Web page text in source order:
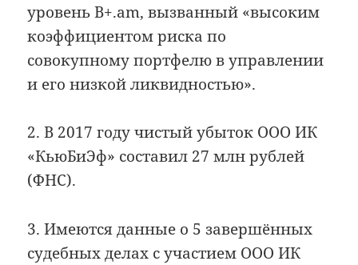
уровень B+.am, вызванный «высоким
коэффициентом риска по
совокупному портфелю в управлении
и его низкой ликвидностью».
2. В 2017 году чистый убыток ООО ИК
«КьюБиЭф» составил 27 млн рублей
(ФНС).
3. Имеются данные о 5 завершённых
судебных делах с участием ООО ИК